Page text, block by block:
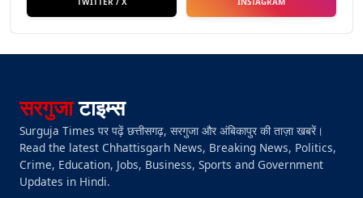
सरगुजाटाइम्स
Surguja Times पर पढ़ें छत्तीसगढ़, सरगुजा और अंबिकापुर की ताज़ा खबरें।
Read the latest Chhattisgarh News, Breaking News, Politics,
Crime, Education, Jobs, Business, Sports and Government
Updates in Hindi.